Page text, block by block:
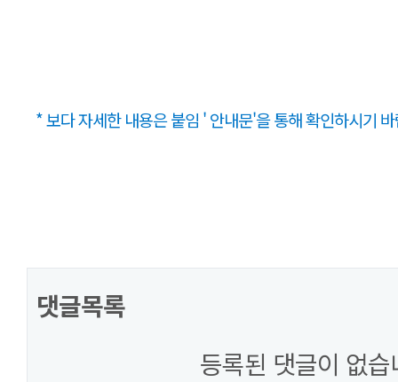
* 보다 자세한 내용은 붙임 ' 안내문'을 통해 확인하시기
댓글목록
등록된 댓글이 없습